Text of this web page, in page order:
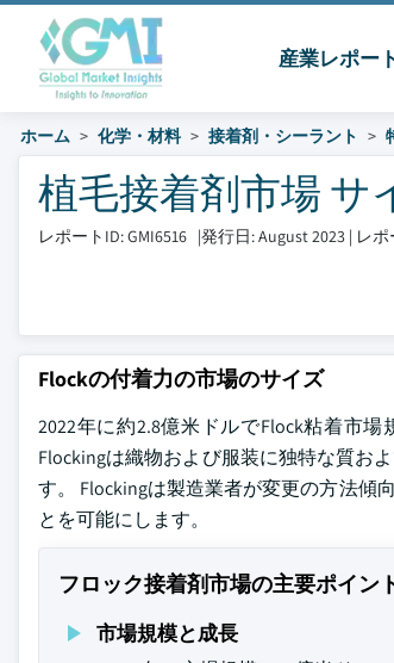
産業レポー
ホーム 化学・材料 接着剤・シーラント
植毛接着剤市場 サ
レポートID: GMI6516 |発行日: August 2023 | レ
Flockの付着力の市場のサイズ
2022年に約2.8億米ドルでFlock粘着市場
Flockingは織物および服装に独特な質お
す。 Flockingは製造業者が変更の方法傾
とを可能にします。
フロック接着剤市場の主要ポイン
市場規模と成長